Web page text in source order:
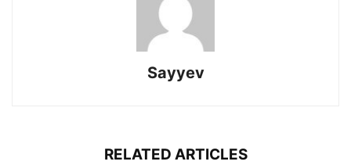
Sayyev
RELATED ARTICLES